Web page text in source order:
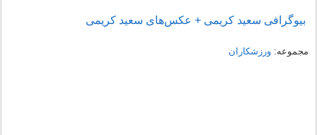
بیوگرافی سعید کریمی + عکس‌های سعید کریمی
مجموعه:ورزشکاران